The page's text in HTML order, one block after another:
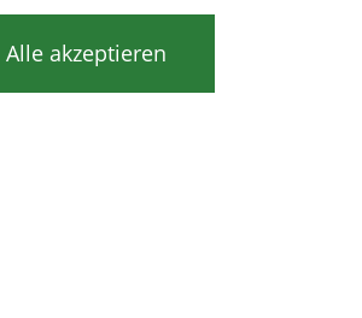
Alle akzeptieren